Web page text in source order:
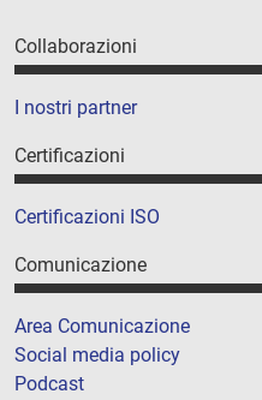
Collaborazioni
I nostri partner
Certificazioni
Certificazioni ISO
Comunicazione
Area Comunicazione
Social media policy
Podcast